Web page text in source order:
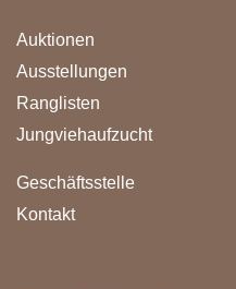
Auktionen
Ausstellungen
Ranglisten
Jungviehaufzucht
Geschäftsstelle
Kontakt